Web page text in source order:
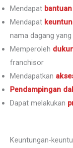
Mendapat
Mendapat
nama dagang
Memperoleh
franchisor
Mendapatkan
Pendampingan
Dapat melakukan
Keuntungan-